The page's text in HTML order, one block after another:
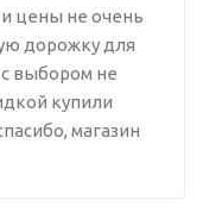
цены не очень
дорожку для
выбором не
купили
магазин